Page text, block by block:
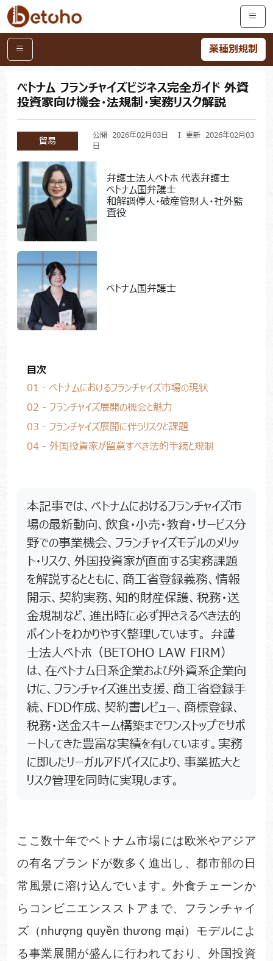
業種別規制
ベトナム フランチャイズビジネス完全ガイド 外資
投資家向け機会・法規制・実務リスク解説
貿易
公開 2026年02月03日 I 更新 2026年02月03
日
弁護士法人ベトホ 代表弁護士
ベトナム国弁護士
和解調停人・破産管財人・社外監
査役
ベトナム国弁護士
目次
01 - ベトナムにおけるフランチャイズ市場の現状
02 - フランチャイズ展開の機会と魅力
03 - フランチャイズ展開に伴うリスクと課題
04 - 外国投資家が留意すべき法的手続と規制
本記事では、ベトナムにおけるフランチャイズ市
場の最新動向、飲食・小売・教育・サービス分
野での事業機会、フランチャイズモデルのメリッ
ト・リスク、外国投資家が直面する実務課題
を解説するとともに、商工省登録義務、情報
開示、契約実務、知的財産保護、税務・送
金規制など、進出時に必ず押さえるべき法的
ポイントをわかりやすく整理しています。 弁護
士法人ベトホ（BETOHO LAW FIRM）
は、在ベトナム日系企業および外資系企業向
けに、フランチャイズ進出支援、商工省登録手
続、FDD作成、契約書レビュー、商標登録、
税務・送金スキーム構築までワンストップでサポ
ートしてきた豊富な実績を有しています。実務
に即したリーガルアドバイスにより、事業拡大と
リスク管理を同時に実現します。
ここ数十年でベトナム市場には欧米やアジア
の有名ブランドが数多く進出し、都市部の日
常風景に溶け込んでいます。外食チェーンか
らコンビニエンスストアまで、フランチャイ
ズ（nhượng quyền thương mại）モデルによ
る事業展開が盛んに行われており、外国投資